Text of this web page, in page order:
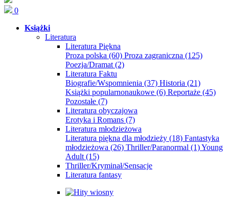
0
Książki
Literatura
Literatura Piękna
Proza polska (60) Proza zagraniczna (125)
Poezja/Dramat (2)
Literatura Faktu
Biografie/Wspomnienia (37) Historia (21)
Książki popularnonaukowe (6) Reportaże (45)
Pozostałe (7)
Literatura obyczajowa
Erotyka i Romans (7)
Literatura młodzieżowa
Literatura piękna dla młodzieży (18) Fantastyka
młodzieżowa (26) Thriller/Paranormal (1)Young
Adult (15)
Thriller/Kryminał/Sensacje
Literatura fantasy